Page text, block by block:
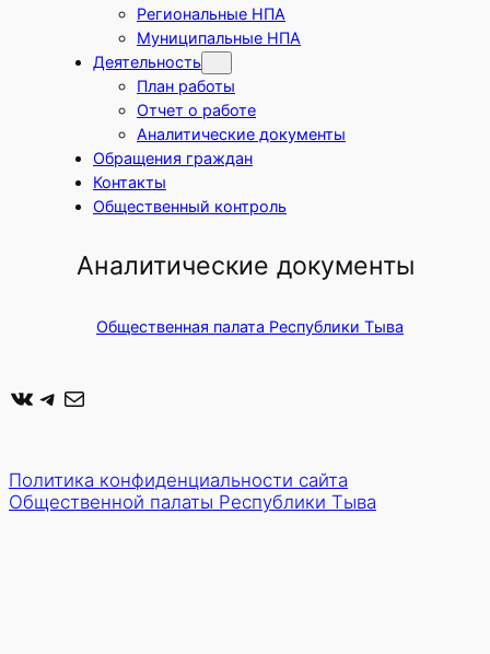
Региональные НПА
Муниципальные НПА
Деятельность
План работы
Отчет о работе
Аналитические документы
Обращения граждан
Контакты
Общественный контроль
Аналитические документы
Общественная палата Республики Тыва
ВКонтакте Telegram Почта
Политика конфиденциальности сайта
Общественной палаты Республики Тыва